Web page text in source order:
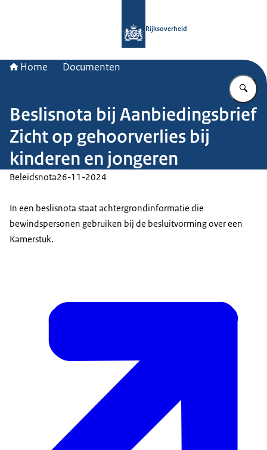
Rijksoverheid
Home Documenten
Beslisnota bij Aanbiedingsbrief
Zicht op gehoorverlies bij
kinderen en jongeren
Beleidsnota26-11-2024
In een beslisnota staat achtergrondinformatie die
bewindspersonen gebruiken bij de besluitvorming over een
Kamerstuk.